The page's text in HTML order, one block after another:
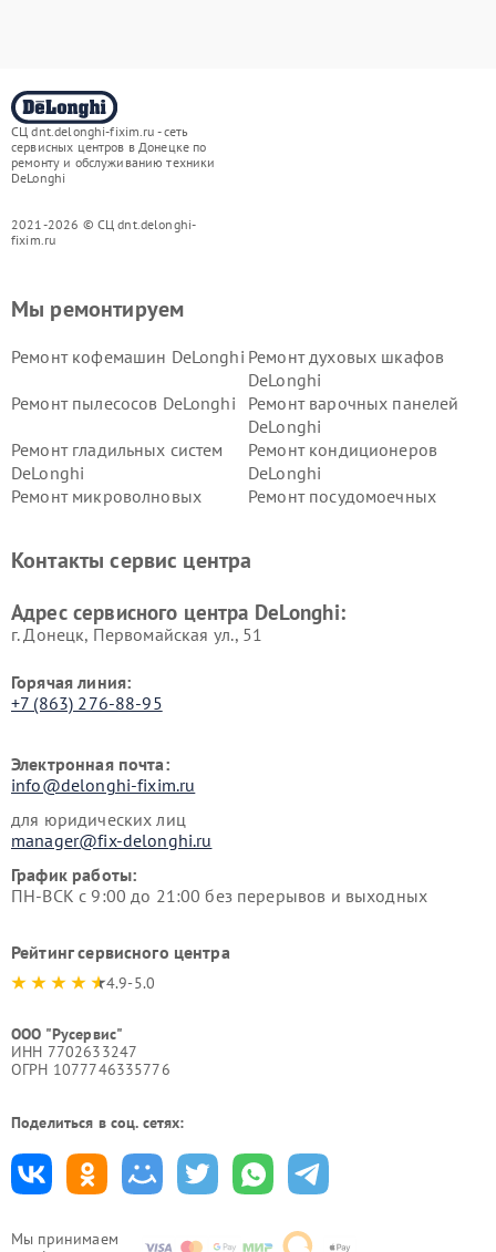
СЦ dnt.delonghi-fixim.ru - сеть
сервисных центров в Донецке по
ремонту и обслуживанию техники
DeLonghi
2021-2026 © СЦ dnt.delonghi-
fixim.ru
Мы принимаем
Мы ремонтируем
Ремонт кофемашин DeLonghi Ремонт духовых шкафов
DeLonghi
Ремонт пылесосов DeLonghi
Ремонт варочных панелей
DeLonghi
Ремонт гладильных систем
DeLonghi
Ремонт кондиционеров
DeLonghi
Ремонт микроволновых
Ремонт посудомоечных
DeLonghi
DeLonghi
Контакты сервис центра
Адрес сервисного центра DeLonghi:
г. Донецк, Первомайская ул., 51
Горячая линия:
+7 (863) 276-88-95
Электронная почта:
info@delonghi-fixim.ru
для юридических лиц
manager@fix-delonghi.ru
График работы:
ПН-ВСК с 9:00 до 21:00 без перерывов и выходных
Рейтинг сервисного центра
4.9-5.0
ООО "Русервис"
ИНН 7702633247
ОГРН 1077746335776
Поделиться в соц. сетях: